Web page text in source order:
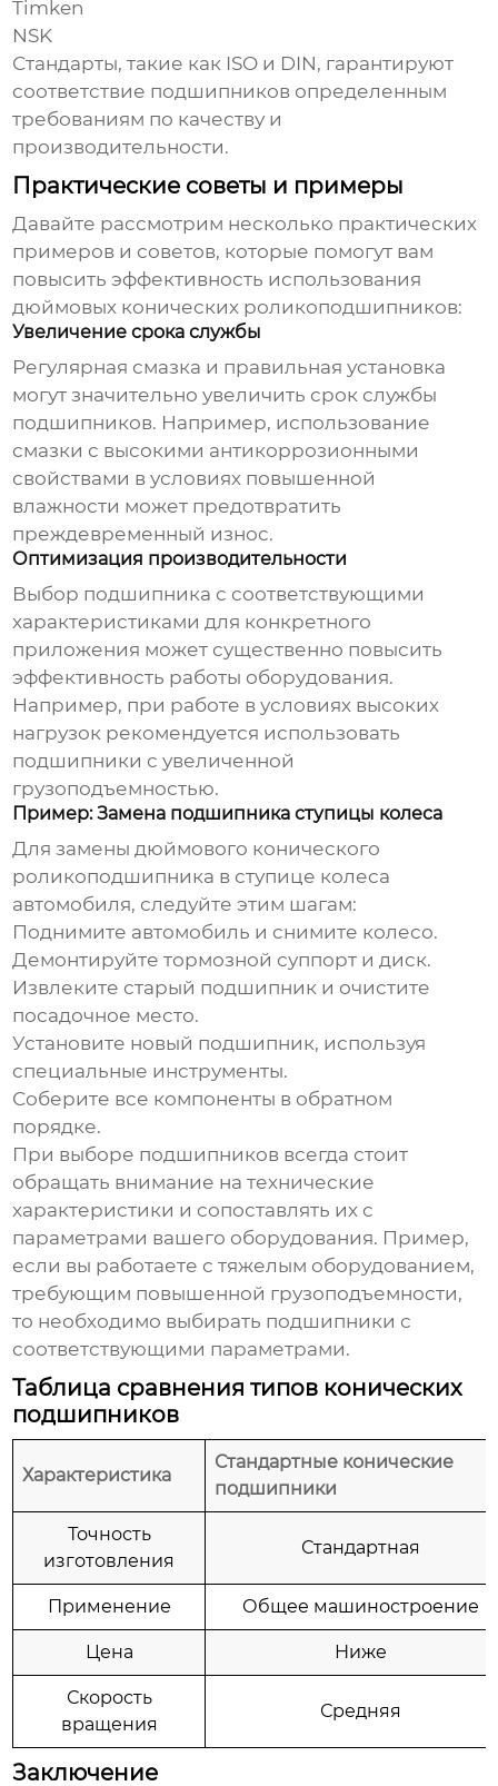
Timken
NSK
Стандарты, такие как ISO и DIN, гарантируют
соответствие подшипников определенным
требованиям по качеству и
производительности.
Практические советы и примеры
Давайте рассмотрим несколько практических
примеров и советов, которые помогут вам
повысить эффективность использования
дюймовых конических роликоподшипников:
Увеличение срока службы
Регулярная смазка и правильная установка
могут значительно увеличить срок службы
подшипников. Например, использование
смазки с высокими антикоррозионными
свойствами в условиях повышенной
влажности может предотвратить
преждевременный износ.
Оптимизация производительности
Выбор подшипника с соответствующими
характеристиками для конкретного
приложения может существенно повысить
эффективность работы оборудования.
Например, при работе в условиях высоких
нагрузок рекомендуется использовать
подшипники с увеличенной
грузоподъемностью.
Пример: Замена подшипника ступицы колеса
Для заменыдюймового конического
роликоподшипника в ступице колеса
автомобиля, следуйте этим шагам:
Поднимите автомобиль и снимите колесо.
Демонтируйте тормозной суппорт и диск.
Извлеките старый подшипник и очистите
посадочное место.
Установите новый подшипник, используя
специальные инструменты.
Соберите все компоненты в обратном
порядке.
При выборе подшипников всегда стоит
обращать внимание на технические
характеристики и сопоставлять их с
параметрами вашего оборудования. Пример,
если вы работаете с тяжелым оборудованием,
требующим повышенной грузоподъемности,
то необходимо выбирать подшипники с
соответствующими параметрами.
Таблица сравнения типов конических
подшипников
Характеристика
Стандартные конические
подшипники
Точность
изготовления
Стандартная
Применение Общее машиностроение
Цена Ниже
Скорость
вращения
Средняя
Заключение